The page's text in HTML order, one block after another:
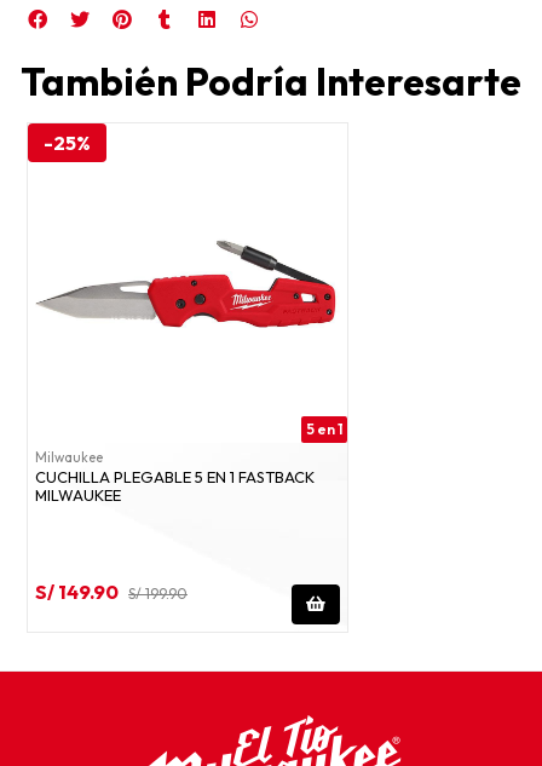
También Podría Interesarte
-25%
5 en 1
Milwaukee
CUCHILLA PLEGABLE 5 EN 1 FASTBACK
MILWAUKEE
S/ 149.90 S/ 199.90